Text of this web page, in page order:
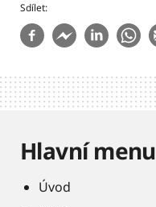
Sdílet
Hlavní menu
Úvod